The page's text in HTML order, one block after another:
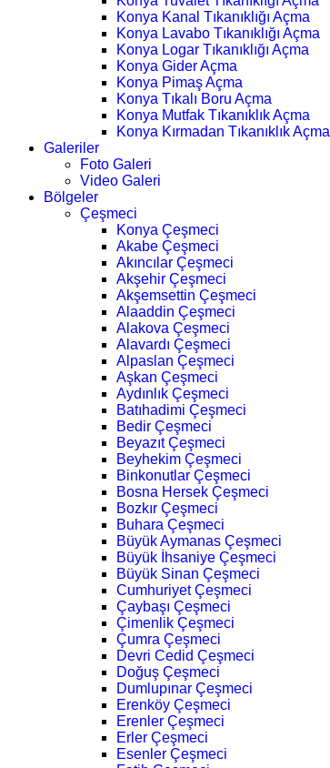
Konya Kanal Tıkanıklığı Açma
Konya Lavabo Tıkanıklığı Açma
Konya Logar Tıkanıklığı Açma
Konya Gider Açma
Konya Pimaş Açma
Konya Tıkalı Boru Açma
Konya Mutfak Tıkanıklık Açma
Konya Kırmadan Tıkanıklık Açma
Galeriler
Foto Galeri
Video Galeri
Bölgeler
Çeşmeci
Konya Çeşmeci
Akabe Çeşmeci
Akıncılar Çeşmeci
Akşehir Çeşmeci
Akşemsettin Çeşmeci
Alaaddin Çeşmeci
Alakova Çeşmeci
Alavardı Çeşmeci
Alpaslan Çeşmeci
Aşkan Çeşmeci
Aydınlık Çeşmeci
Batıhadimi Çeşmeci
Bedir Çeşmeci
Beyazıt Çeşmeci
Beyhekim Çeşmeci
Binkonutlar Çeşmeci
Bosna Hersek Çeşmeci
Bozkır Çeşmeci
Buhara Çeşmeci
Büyük Aymanas Çeşmeci
Büyük İhsaniye Çeşmeci
Büyük Sinan Çeşmeci
Cumhuriyet Çeşmeci
Çaybaşı Çeşmeci
Çimenlik Çeşmeci
Çumra Çeşmeci
Devri Cedid Çeşmeci
Doğuş Çeşmeci
Dumlupınar Çeşmeci
Erenköy Çeşmeci
Erenler Çeşmeci
Erler Çeşmeci
Esenler Çeşmeci